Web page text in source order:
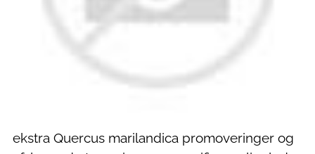
ekstra Quercus marilandica promoveringer og